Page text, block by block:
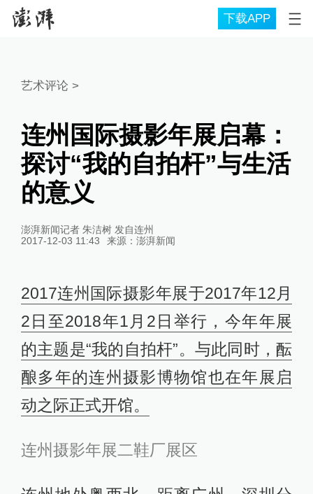
下载APP
艺术评论 >
连州国际摄影年展启幕：
探讨“我的自拍杆”与生活
的意义
澎湃新闻记者 朱洁树 发自连州
2017-12-03 11:43
来源： 澎湃新闻
2017连州国际摄影年展于2017年12月
2日至2018年1月2日举行，今年年展
的主题是“我的自拍杆”。与此同时，酝
酿多年的连州摄影博物馆也在年展启
动之际正式开馆。
连州摄影年展二鞋厂展区